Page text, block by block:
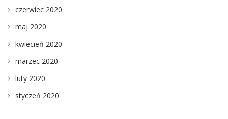
czerwiec 2020
maj 2020
kwiecień 2020
marzec 2020
luty 2020
styczeń 2020